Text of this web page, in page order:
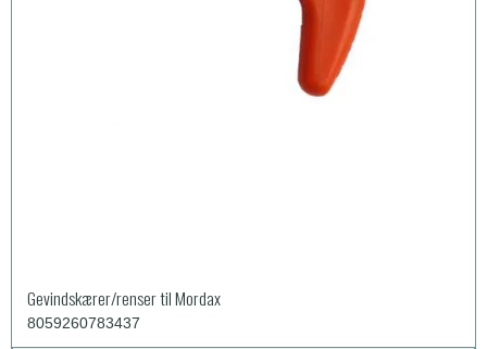
Gevindskærer/renser til Mordax
8059260783437